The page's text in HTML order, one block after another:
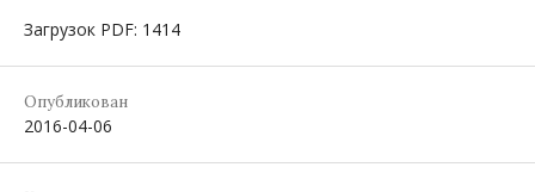
Загрузок PDF: 1414
Опубликован
2016-04-06